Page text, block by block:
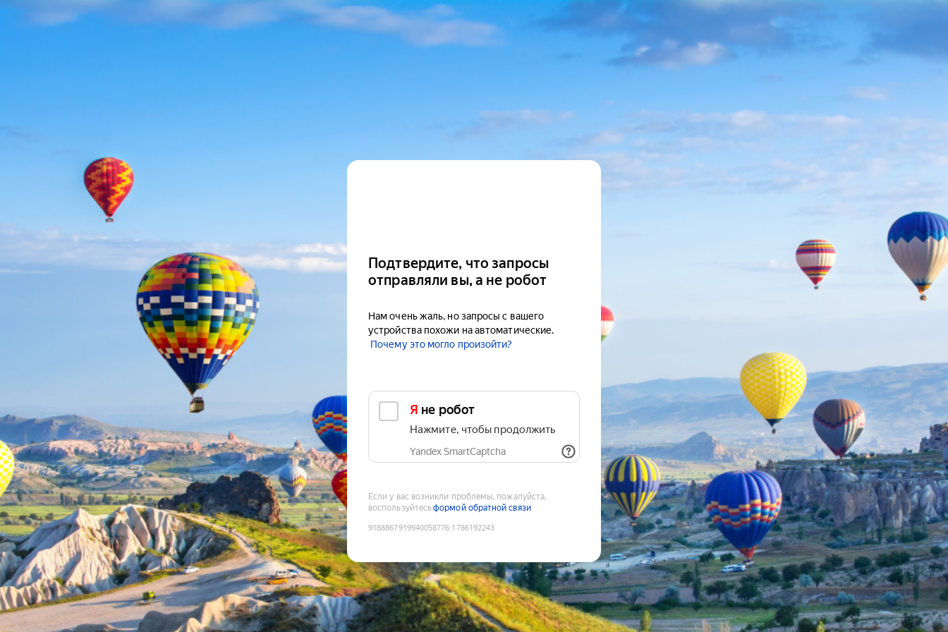
Подтвердите, что запросы
отправляли вы, а не робот
Нам очень жаль, но запросы с вашего
устройства похожи на автоматические.
Почему это могло произойти?
Я не робот
Нажмите, чтобы продолжить
Yandex SmartCaptcha
Если у вас возникли проблемы, пожалуйста,
воспользуйтесьформой обратной связи
9188867919940058776:1786192243